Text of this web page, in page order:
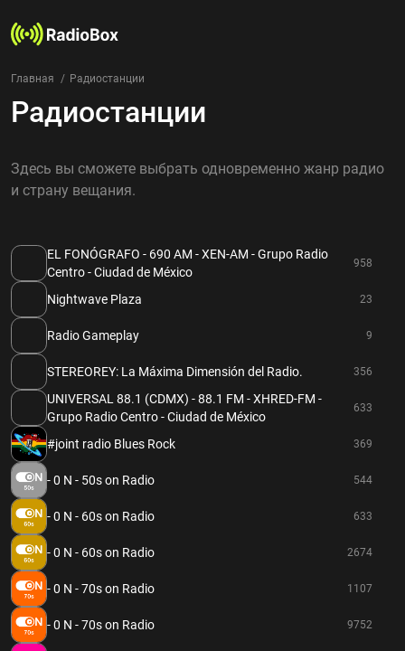
Радиостанции
Жанры
Рейтинг
Избранное
Добавить радиостанцию
Контакты
Конфиденциальность
Главная Радиостанции
Радиостанции
Здесь вы сможете выбрать одновременно жанр радио
и страну вещания.
EL FONÓGRAFO - 690 AM - XEN-AM - Grupo Radio
Centro - Ciudad de México
958
Nightwave Plaza 23
Radio Gameplay 9
STEREOREY: La Máxima Dimensión del Radio. 356
UNIVERSAL 88.1 (CDMX) - 88.1 FM - XHRED-FM -
Grupo Radio Centro - Ciudad de México
633
#joint radio Blues Rock 369
- 0 N - 50s on Radio 544
- 0 N - 60s on Radio 633
- 0 N - 60s on Radio 2674
- 0 N - 70s on Radio 1107
- 0 N - 70s on Radio 9752